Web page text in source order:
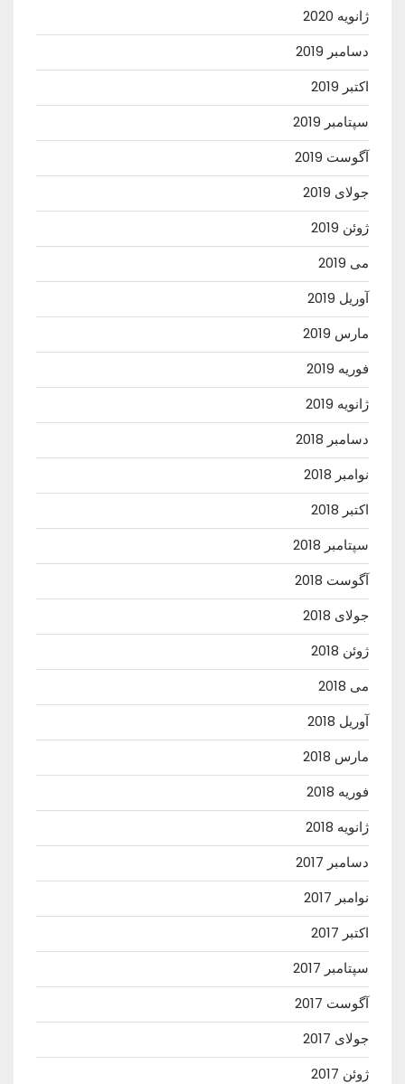
ژانویه 2020
دسامبر 2019
اکتبر 2019
سپتامبر 2019
آگوست 2019
جولای 2019
ژوئن 2019
می 2019
آوریل 2019
مارس 2019
فوریه 2019
ژانویه 2019
دسامبر 2018
نوامبر 2018
اکتبر 2018
سپتامبر 2018
آگوست 2018
جولای 2018
ژوئن 2018
می 2018
آوریل 2018
مارس 2018
فوریه 2018
ژانویه 2018
دسامبر 2017
نوامبر 2017
اکتبر 2017
سپتامبر 2017
آگوست 2017
جولای 2017
ژوئن 2017